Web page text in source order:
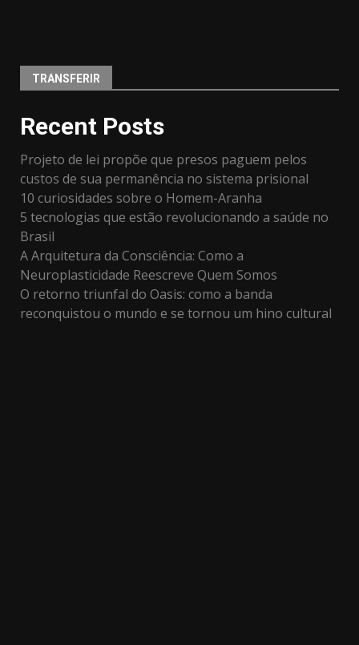
TRANSFERIR
Recent Posts
Projeto de lei propõe que presos paguem pelos
custos de sua permanência no sistema prisional
10 curiosidades sobre o Homem-Aranha
5 tecnologias que estão revolucionando a saúde no
Brasil
A Arquitetura da Consciência: Como a
Neuroplasticidade Reescreve Quem Somos
O retorno triunfal do Oasis: como a banda
reconquistou o mundo e se tornou um hino cultural